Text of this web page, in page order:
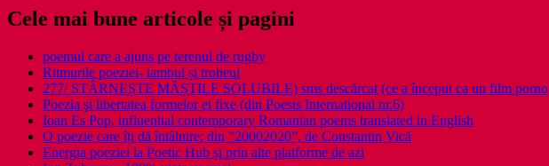
Cele mai bune articole și pagini
poemul care a ajuns pe terenul de rugby
Ritmurile poeziei- iambul și troheul
277/ STÂRNEȘTE MĂȘTILE SOLUBILE) sms descărcat (ce a început ca un film porno
Poezia şi libertatea formelor ei fixe (din Poesis International nr.6)
Ioan Es Pop, influential contemporary Romanian poems translated in English
O poezie care îți dă întâlnire: din ”20002020”, de Constantin Vică
Energia poeziei la Poetic Hub și prin alte platforme de azi